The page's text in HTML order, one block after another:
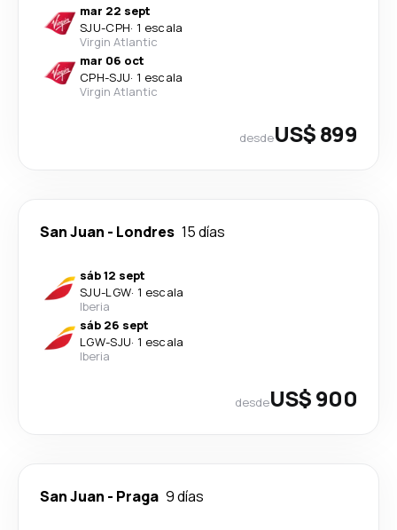
mar 22 sept
SJU-CPH· 1 escala
Virgin Atlantic
mar 06 oct
CPH-SJU· 1 escala
Virgin Atlantic
desdeUS$ 899
San Juan - Londres 15 días
sáb 12 sept
SJU-LGW· 1 escala
Iberia
sáb 26 sept
LGW-SJU· 1 escala
Iberia
desdeUS$ 900
San Juan - Praga 9 días